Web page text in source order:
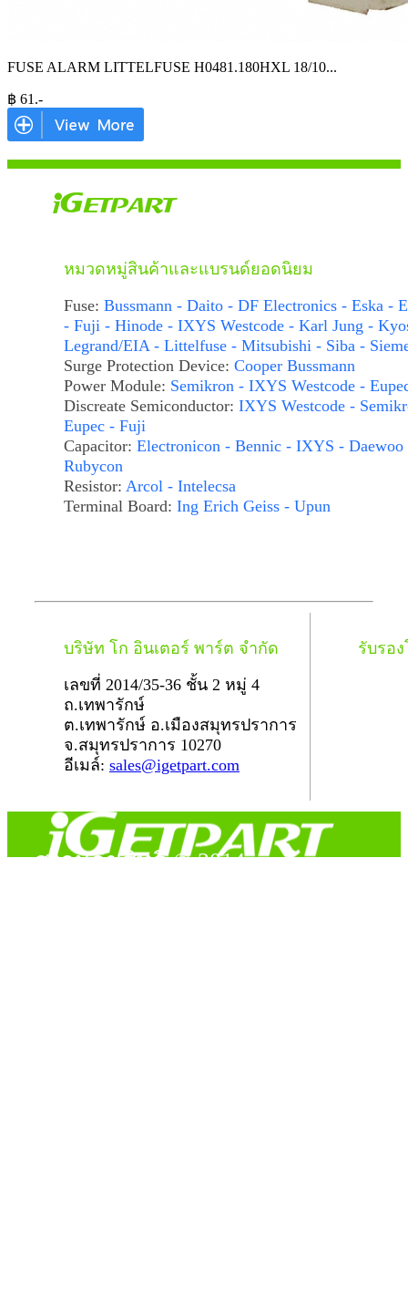
FUSE ALARM LITTELFUSE H0481.180HXL 18/10...
฿ 61 .-
หมวดหมู่สินค้าและแบรนด์ยอดนิยม
Fuse: Bussmann - Daito - DF Electronics - Eska -
- Fuji - Hinode - IXYS Westcode - Karl Jung -
Legrand/EIA - Littelfuse - Mitsubishi - Siba -
Surge Protection Device: Cooper Bussmann
Power Module: Semikron - IXYS Westcode -
Discreate Semiconductor: IXYS Westcode -
Eupec - Fuji
Capacitor: Electronicon - Bennic - IXYS - Daewoo
Rubycon
Resistor: Arcol - Intelecsa
Terminal Board: Ing Erich Geiss - Upun
บริษัท โก อินเตอร์ พาร์ต จำกัด
เลขที่ 2014/35-36 ชั้น 2 หมู่ 4
ถ.เทพารักษ์
ต.เทพารักษ์ อ.เมืองสมุทรปราการ
จ.สมุทรปราการ 10270
อีเมล์: sales@igetpart.com
รับรอ
สงวนลิขสิทธิ์ © 2014